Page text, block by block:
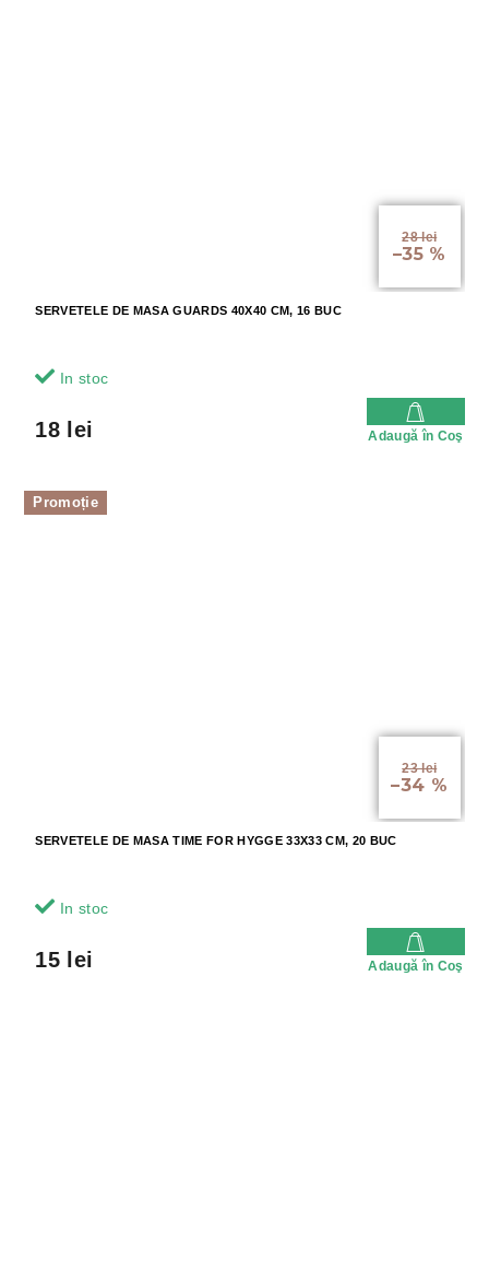
28 lei
–35 %
SERVETELE DE MASA GUARDS 40X40 CM, 16 BUC
In stoc
18 lei Adaugă în Coş
Promoție
23 lei
–34 %
SERVETELE DE MASA TIME FOR HYGGE 33X33 CM, 20 BUC
In stoc
15 lei Adaugă în Coş